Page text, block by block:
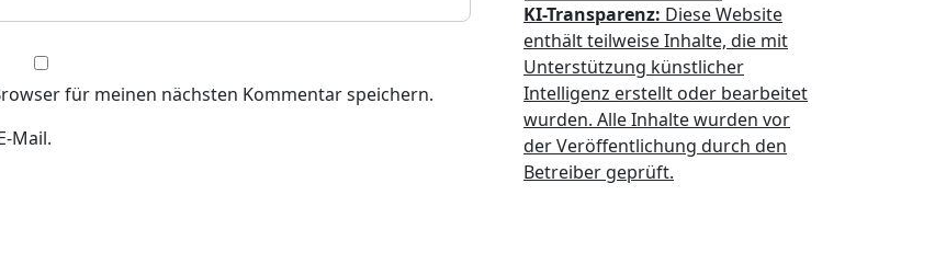
für meinen nächsten Kommentar speichern.
Mail.
KI-Transparenz: Diese Website
enthält teilweise Inhalte, die mit
Unterstützung künstlicher
Intelligenz erstellt oder bearbeitet
wurden. Alle Inhalte wurden vor
der Veröffentlichung durch den
Betreiber geprüft.